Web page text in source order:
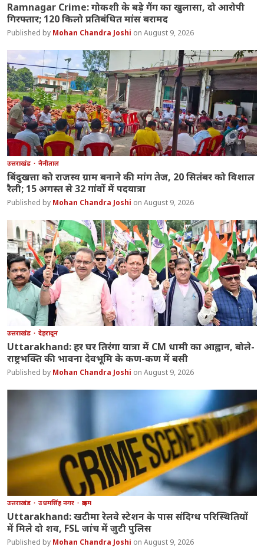
Ramnagar Crime: गोकशी के बड़े गैंग का खुलासा, दो आरोपी
गिरफ्तार; 120 किलो प्रतिबंधित मांस बरामद
Mohan Chandra Joshi August 9, 2026
उत्तराखंड नैनीताल
बिंदुखत्ता को राजस्व ग्राम बनाने की मांग तेज, 20 सितंबर को विशाल
रैली; 15 अगस्त से 32 गांवों में पदयात्रा
Mohan Chandra Joshi August 9, 2026
उत्तराखंड देहरादून
Uttarakhand: हर घर तिरंगा यात्रा में CM धामी का आह्वान, बोले-
राष्ट्रभक्ति की भावना देवभूमि के कण-कण में बसी
Mohan Chandra Joshi August 9, 2026
उत्तराखंड उधमसिंह नगर क्राइम
Uttarakhand: खटीमा रेलवे स्टेशन के पास संदिग्ध परिस्थितियों
में मिले दो शव, FSL जांच में जुटी पुलिस
Mohan Chandra Joshi August 9, 2026